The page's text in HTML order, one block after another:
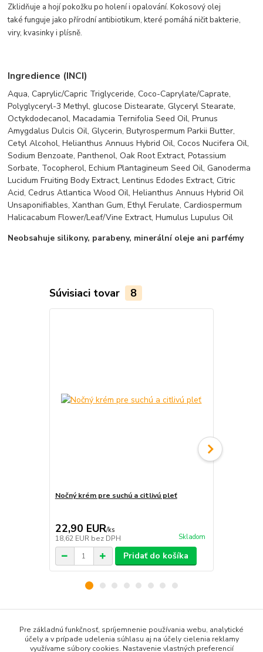
Zklidňuje a hojí pokožku po holení i opalování. Kokosový olej
také funguje jako přírodní antibiotikum, které pomáhá ničit bakterie,
viry, kvasinky i plísně.
Ingredience (INCI)
Aqua,Caprylic/Capric Triglyceride,Coco-Caprylate/Caprate,
Polyglyceryl-3 Methyl, glucose Distearate, Glyceryl Stearate,
Octykdodecanol,Macadamia Ternifolia Seed Oil,Prunus
Amygdalus Dulcis Oil, Glycerin,Butyrospermum Parkii Butter,
Cetyl Alcohol,Helianthus Annuus Hybrid Oil,Cocos Nucifera Oil,
Sodium Benzoate,Panthenol,Oak Root Extract,Potassium
Sorbate, Tocopherol,Echium Plantagineum Seed Oil, Ganoderma
Lucidum Fruiting Body Extract,Lentinus Edodes Extract,Citric
Acid,Cedrus Atlantica Wood Oil,Helianthus Annuus Hybrid Oil
Unsaponifiables,Xanthan Gum,Ethyl Ferulate,Cardiospermum
Halicacabum Flower/Leaf/Vine Extract,Humulus Lupulus Oil
Neobsahuje silikony, parabeny, minerální oleje ani parfémy
Súvisiaci tovar 8
Nočný krém pre suchú a citlivú pleť
22,90 EUR/ks
18,62 EUR bez DPH Skladom
Pridať do košíka
Tovar zaradený v kategóriách
Kozmetika
Pre základnú funkčnosť, spríjemnenie používania webu, analytické
účely a v prípade udelenia súhlasu aj na účely cielenia reklamy
využívame súbory cookies. Nastavenie vlastných preferencií